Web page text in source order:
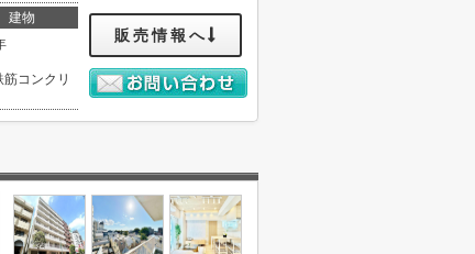
建物
筋コンクリ
販売情報へ